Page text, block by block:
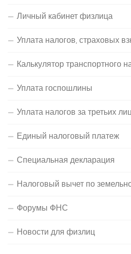
Личный кабинет физлица
Уплата налогов, страховых
Калькулятор транспортного
Уплата госпошлины
Уплата налогов за третьих
Единый налоговый платеж
Специальная декларация
Налоговый вычет по
Форумы ФНС
Новости для физлиц